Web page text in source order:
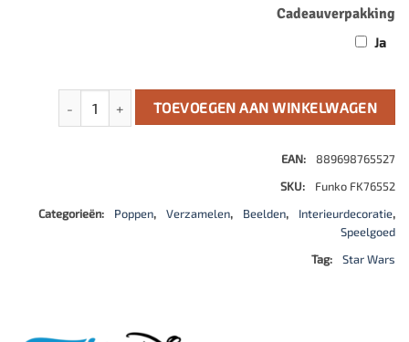
Cadeauverpakking
Ja
Star Wars: The Mandalorian POP! Vinyl Figure Peli Motto
TOEVOEGEN AAN WINKELWAGEN
EAN:
889698765527
SKU:
Funko FK76552
Categorieën:
Poppen, Verzamelen, Beelden, Interieurdecoratie,
Speelgoed
Tag:
Star Wars